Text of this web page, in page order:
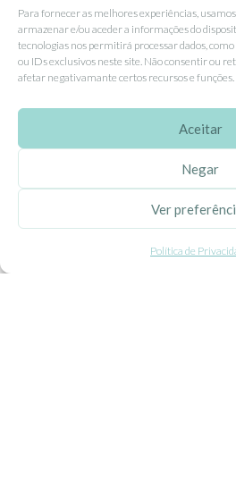
Para fornecer as melhores experiências,
armazenar e/ou aceder a informações do
tecnologias nos permitirá processar dados,
ou IDs exclusivos neste site. Não consentir ou
afetar negativamante certos recursos e funções.
Aceitar
Negar
Ver
Política de
Tel: (351) 234095278 Custo de Chamada
Email: info@ehgoom.com
Rua José Afonso, Nº 50, 3800-438
Sobre Nós
Propriedade Intelectual
Colaboração com Bloggers